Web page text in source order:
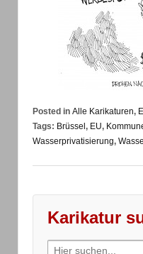
Posted in Alle Karikaturen,
Tags: Brüssel , EU,
Wasserprivatisierung,
Karikatur
Search